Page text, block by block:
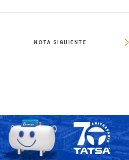
NOTA SIGUIENTE